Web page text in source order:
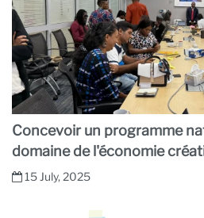
Concevoir un programme
domaine de l'économie
15 July, 2025